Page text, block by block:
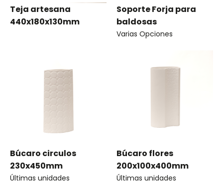
Teja artesana
440x180x130mm
Soporte Forja para
baldosas
Varias Opciones
Búcaro circulos
230x450mm
Últimas unidades
Búcaro flores
200x100x400mm
Últimas unidades